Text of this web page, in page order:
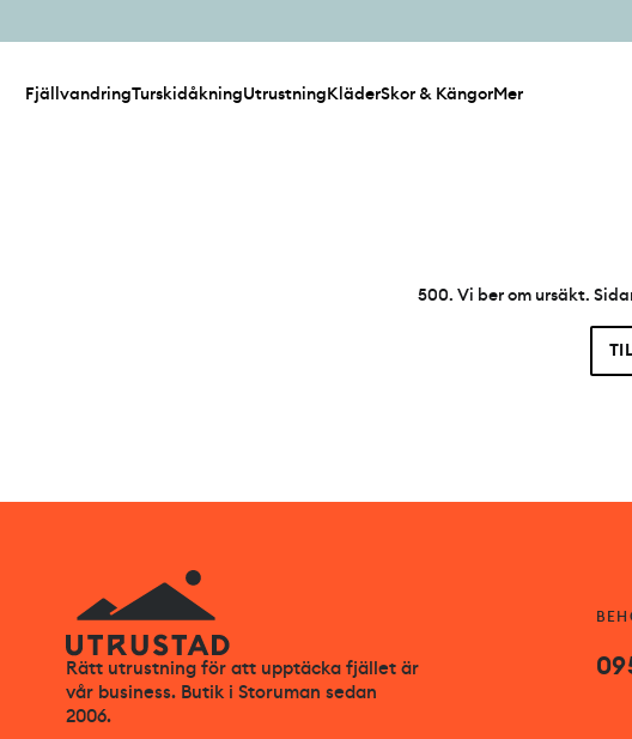
FjällvandringTurskidåkningUtrustningKläderSkor & KängorMer
500. Vi ber om ursäkt.
Rätt utrustning för att upptäcka fjället är
vår business. Butik i Storuman sedan
2006.